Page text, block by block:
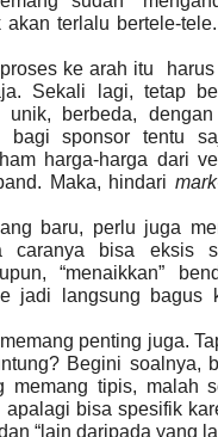
akan terlalu bertele-
ke arah itu harus
Sekali lagi, tetap
berbeda,
bagi sponsor tentu
harga-harga dari
Maka, hindari
baru, perlu juga
caranya bisa eksis
“menaikkan”
jadi langsung
penting juga.
Begini soalnya,
memang tipis, malah
bisa spesifik
“lain daripada yang